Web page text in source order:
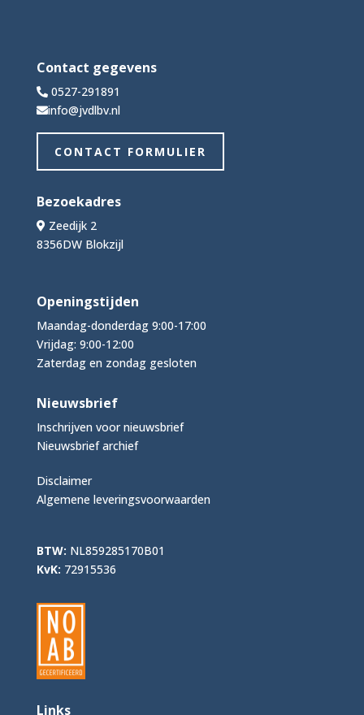
Contact gegevens
0527-291891
info@jvdlbv.nl
CONTACT FORMULIER
Bezoekadres
Zeedijk 2
8356DW Blokzijl
Openingstijden
Maandag-donderdag 9:00-17:00
Vrijdag: 9:00-12:00
Zaterdag en zondag gesloten
Nieuwsbrief
Inschrijven voor nieuwsbrief
Nieuwsbrief archief
Disclaimer
Algemene leveringsvoorwaarden
BTW: NL859285170B01
KvK: 72915536
Links